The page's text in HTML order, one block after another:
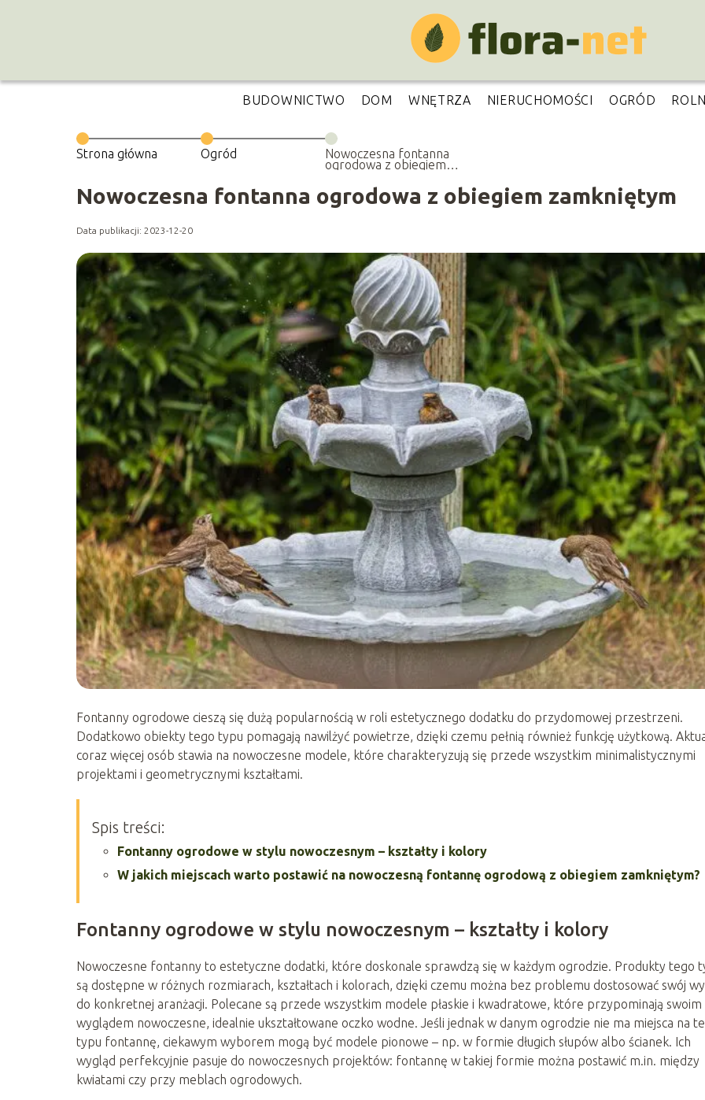
BUDOWNICTWO DOM WNĘTRZA NIERUCHOMOŚCI OGRÓD
Strona główna Ogród Nowoczesna fontanna
ogrodowa z obiegiem
Nowoczesna fontanna ogrodowa z obiegiem zamkniętym
Data publikacji: 2023-12-20
Fontanny ogrodowe cieszą się dużą popularnością w roli estetycznego dodatku do przydomowej przestrzeni.
Dodatkowo obiekty tego typu pomagają nawilżyć powietrze, dzięki czemu pełnią również funkcję użytkową.
coraz więcej osób stawia na nowoczesne modele, które charakteryzują się przede wszystkim minimalistycznymi
projektami i geometrycznymi kształtami.
Spis treści:
Fontanny ogrodowe w stylu nowoczesnym – kształty i kolory
W jakich miejscach warto postawić na nowoczesną fontannę ogrodową z obiegiem zamkniętym?
Fontanny ogrodowe w stylu nowoczesnym – kształty i kolory
Nowoczesne fontanny to estetyczne dodatki, które doskonale sprawdzą się w każdym ogrodzie. Produkty tego
są dostępne w różnych rozmiarach, kształtach i kolorach, dzięki czemu można bez problemu dostosować swój
do konkretnej aranżacji. Polecane są przede wszystkim modele płaskie i kwadratowe, które przypominają swoim
wyglądem nowoczesne, idealnie ukształtowane oczko wodne. Jeśli jednak w danym ogrodzie nie ma miejsca na
typu fontannę, ciekawym wyborem mogą być modele pionowe – np. w formie długich słupów albo ścianek. Ich
wygląd perfekcyjnie pasuje do nowoczesnych projektów: fontannę w takiej formie można postawić m.in. między
kwiatami czy przy meblach ogrodowych.